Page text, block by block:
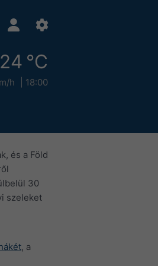
24 °C
h 18:00
és a Föld
30
szeleket
, a